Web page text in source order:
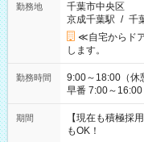
勤務地
千葉市中央区
京成千葉駅 / 千
≪自宅からド
します。
勤務時間
9:00～18:00（休憩60分） ■ご希望があれ
早番 7:00～16:00 遅番 10:00
い」 「余裕を持
たくない」 など、ご
の方へ 今ご覧の
期間
【現在も積極採
もOK！